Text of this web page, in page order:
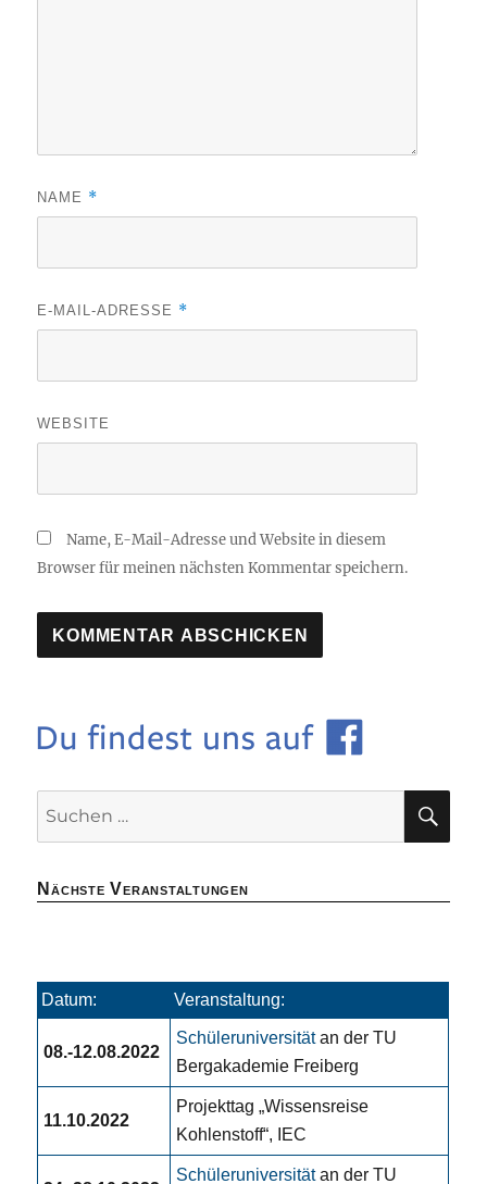
NAME *
E-MAIL-ADRESSE *
WEBSITE
Name, E-Mail-Adresse und Website in diesem
Browser für meinen nächsten Kommentar speichern.
Nächste Veranstaltungen
Datum: Veranstaltung:
08.-12.08.2022
Schüleruniversitätan der TU
Bergakademie Freiberg
11.10.2022
Projekttag „Wissensreise
Kohlenstoff“, IEC
Schüleruniversitätan der TU